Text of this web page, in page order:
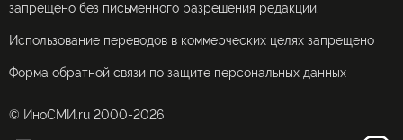
запрещено без письменного разрешения редакции.
Использование переводов в коммерческих целях запрещено
Форма обратной связи по защите персональных данных
© ИноСМИ.ru 2000-2026